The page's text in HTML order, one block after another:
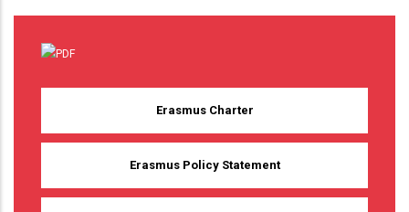
Erasmus Charter
Erasmus Policy Statement